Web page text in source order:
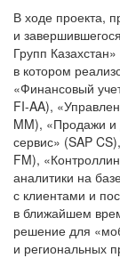
В ходе проекта,
и
Групп
в котором
«Финансовый
FI-AA),
MM), «Продажи и
сервис» (SAP
FM),
аналитики на
с клиентами и
в ближайшем
решение для
и региональных